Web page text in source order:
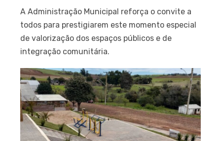
A Administração Municipal reforça o convite a
todos para prestigiarem este momento especial
de valorização dos espaços públicos e de
integração comunitária.